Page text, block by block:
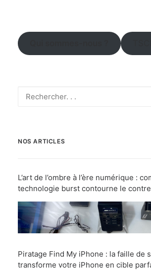
NOS ARTICLES
L’art de l’ombre à l’ère numérique :
technologie burst contourne le
Piratage Find My iPhone : la faille de
transforme votre iPhone en cible